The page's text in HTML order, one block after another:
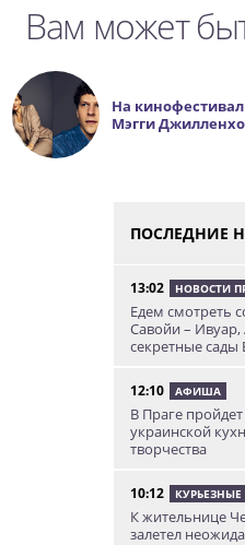
Вам может
На
Мэгги
ПОСЛЕДНИЕ
13:02 НОВОСТИ
Едем смотреть
Савойи – Ивуар,
секретные сады
12:10 АФИША
В Праге
украинской
творчества
10:12
К жительнице
залетел